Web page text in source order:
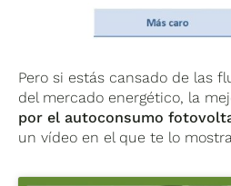
Pero si estás cansado de las
del mercado energético, la
por el autoconsumo
un vídeo en el que te lo